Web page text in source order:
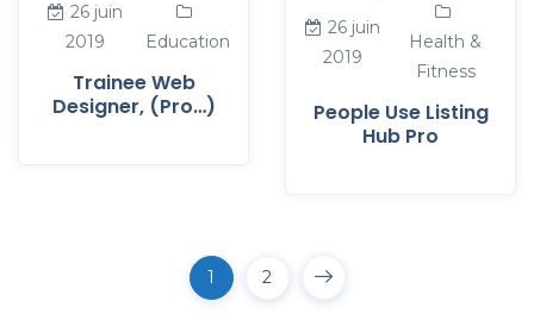
26 juin
2019
Education
Trainee Web
Designer, (Pro…)
26 juin
2019
Health &
Fitness
People Use Listing
Hub Pro
1 2